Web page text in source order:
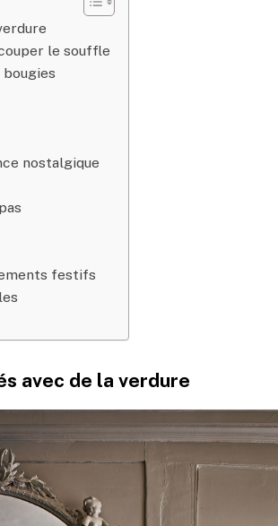
le souffle
bougies
nostalgique
festifs
avec de la verdure